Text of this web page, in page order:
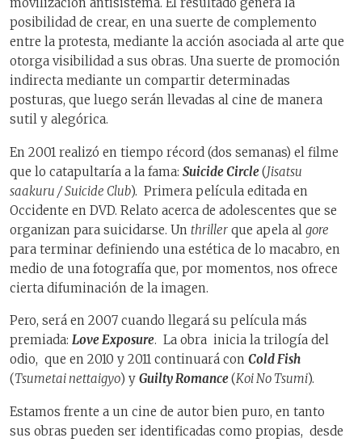
posibilidad de crear, en una suerte de complemento
entre la protesta, mediante la acción asociada al arte que
otorga visibilidad a sus obras. Una suerte de promoción
indirecta mediante un compartir determinadas
posturas, que luego serán llevadas al cine de manera
sutil y alegórica.
En 2001 realizó en tiempo récord (dos semanas) el filme
que lo catapultaría a la fama: Suicide Circle(Jisatsu
saakuru / Suicide Club). Primera película editada en
Occidente en DVD. Relato acerca de adolescentes que se
organizan para suicidarse. Un thriller que apela al gore
para terminar definiendo una estética de lo macabro, en
medio de una fotografía que, por momentos, nos ofrece
cierta difuminación de la imagen.
Pero, será en 2007 cuando llegará su película más
premiada: Love Exposure. La obra inicia la trilogía del
odio, que en 2010 y 2011 continuará con Cold Fish
(Tsumetai nettaigyo) y Guilty Romance(Koi No Tsumi).
Estamos frente a un cine de autor bien puro, en tanto
sus obras pueden ser identificadas como propias, desde